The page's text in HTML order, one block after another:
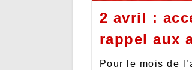
2 avril :
rappel aux
Pour le mois de